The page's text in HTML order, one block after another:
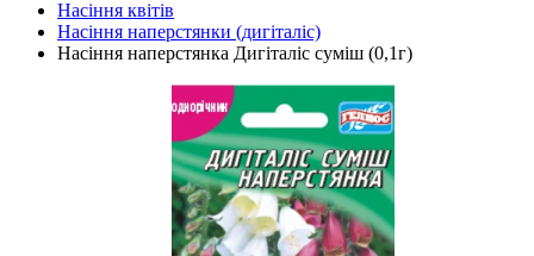
Насіння квітів
Насіння наперстянки (дигіталіс)
Насіння наперстянка Дигіталіс суміш (0,1г)